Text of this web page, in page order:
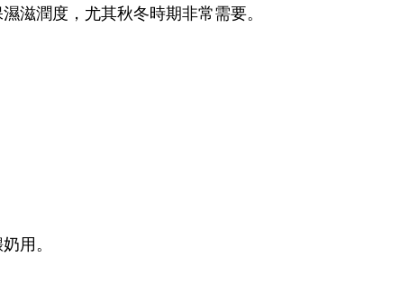
滋潤度，尤其秋冬時期非常需要。
用。